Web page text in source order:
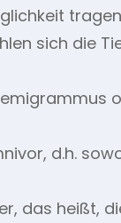
sich die
d.h.
das heißt,